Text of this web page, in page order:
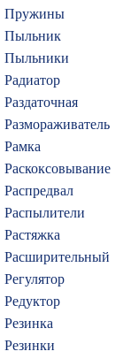
Пружины
Пыльник
Пыльники
Радиатор
Раздаточная
Размораживатель
Рамка
Раскоксовывание
Распредвал
Распылители
Растяжка
Расширительный
Регулятор
Редуктор
Резинка
Резинки